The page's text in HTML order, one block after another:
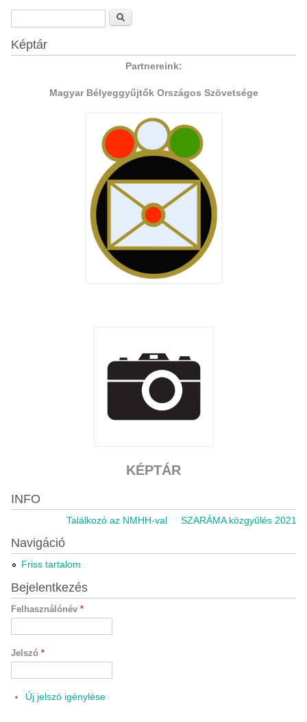
Keresés űrlap
Képtár
Partnereink:
Magyar Bélyeggyűjtők Országos Szövetsége
KÉPTÁR
INFO
Találkozó az NMHH-val SZARÁMA közgyűlés
Navigáció
Friss tartalom
Bejelentkezés
Felhasználónév *
Jelszó *
Új jelszó igénylése